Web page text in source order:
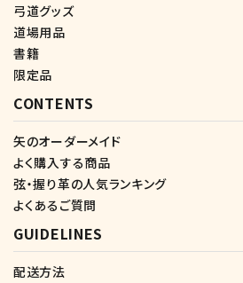
弓道グッズ
道場用品
書籍
限定品
CONTENTS
矢のオーダーメイド
よく購入する商品
弦・握り革の人気ランキング
よくあるご質問
GUIDELINES
配送方法